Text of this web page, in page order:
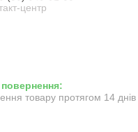
центр
товару протягом 14 днів